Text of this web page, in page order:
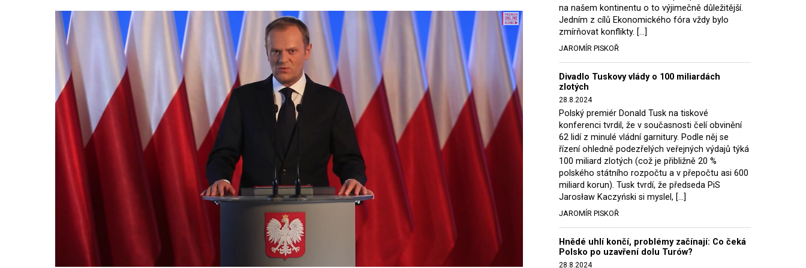
Otázky spojené s vývojem umělé inteligence budou na fóru AI zvláště diskutovanou
oblastí. Fórum AI bude zahrnovat vyhrazenou tematickou trať skládající se z panelů,
prezentací, workshopů a speciálních akcí. Budou diskutovány klíčové otázky vlivu umělé
inteligence ve společnosti, ale i v sektoru veřejných a komerčních služeb. Budou se
diskutovat problémy a výzvy, kterým bude muset trh čelit tváří v tvář zásadním
technologickým změnám. Účastníci fóra také zváží, do jaké míry investice do vědeckého
výzkumu a moderních technologií umělé inteligence v mnoha oblastech života umožní
Evropské unii obnovit konkurenceschopnost ve vztahu ke globálním ekonomikám a
nutnosti zajistit bezpečnost evropských zemí.
na našem kontinentu o to výjimečně důležitější.
Jedním z cílů Ekonomického fóra vždy bylo
zmírňovat konflikty. […]
JAROMÍR PISKOŘ
Divadlo Tuskovy vlády o 100 miliardách
zlotých
28.8.2024
Polský premiér Donald Tusk na tiskové
konferenci tvrdil, že v současnosti čelí obvinění
62 lidí z minulé vládní garnitury. Podle něj se
řízení ohledně podezřelých veřejných výdajů týká
100 miliard zlotých (což je přibližně 20 %
polského státního rozpočtu a v přepočtu asi 600
miliard korun). Tusk tvrdí, že předseda PiS
Jarosław Kaczyński si myslel, […]
JAROMÍR PISKOŘ
Hnědé uhlí končí, problémy začínají: Co čeká
Polsko po uzavření dolu Turów?
28.8.2024